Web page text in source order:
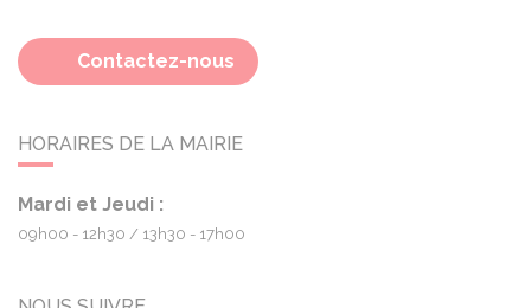
Contactez-nous
HORAIRES DE LA MAIRIE
Mardi et Jeudi :
09h00 - 12h30 13h30 - 17h00